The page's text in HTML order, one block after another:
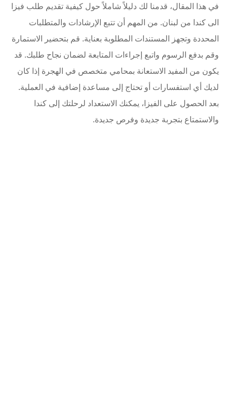
في هذا المقال، قدمنا لك دليلاً شاملاً حول كيفية تقديم طلب فيزا
الى كندا من لبنان. من المهم أن تتبع الإرشادات والمتطلبات
المحددة وتجهز المستندات المطلوبة بعناية. قم بتحضير الاستمارة
وقم بدفع الرسوم واتبع إجراءات المتابعة لضمان نجاح طلبك. قد
يكون من المفيد الاستعانة بمحامي متخصص في الهجرة إذا كان
لديك أي استفسارات أو تحتاج إلى مساعدة إضافية في العملية.
بعد الحصول على الفيزا، يمكنك الاستعداد لرحلتك إلى كندا
والاستمتاع بتجربة جديدة وفرص جديدة.